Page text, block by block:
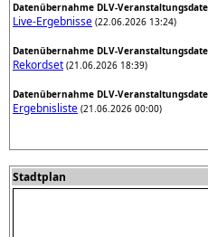
Datenübernahme DLV-
Live-Ergebnisse (22.06.2026 13:24)
Datenübernahme DLV-
Rekordset (21.06.2026 18:39)
Datenübernahme DLV-
Ergebnisliste (21.06.2026 00:00)
Stadtplan